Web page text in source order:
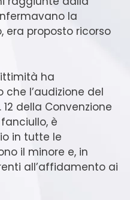
la
era proposto ricorso
ha
l’audizione del
della Convenzione
è
in tutte le
il minore e, in
all’affidamento ai